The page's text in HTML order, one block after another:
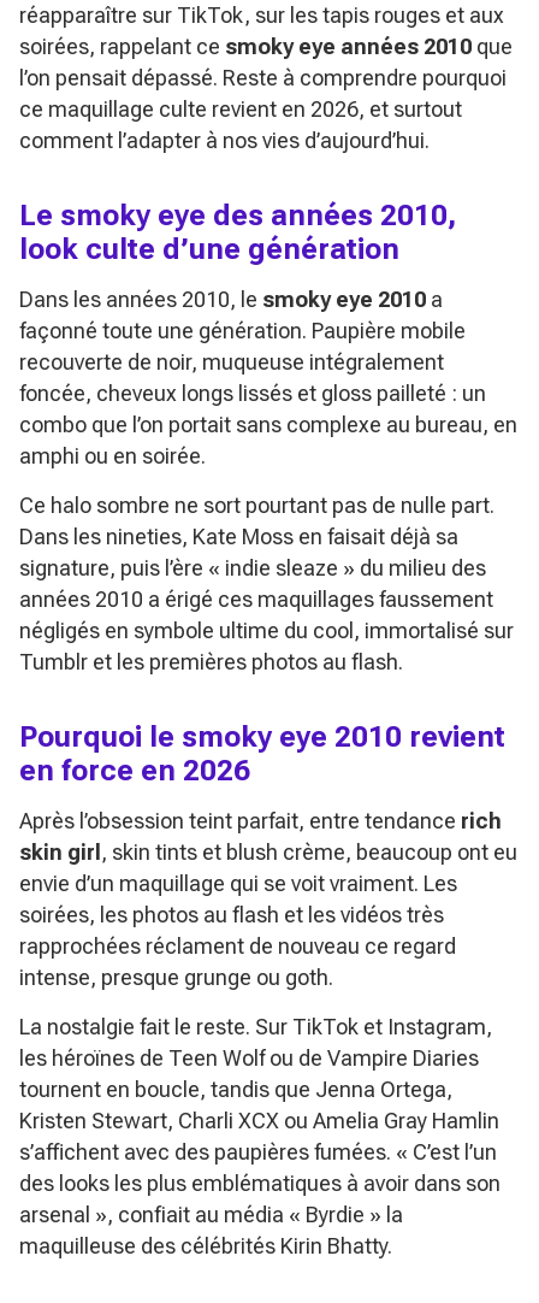
réapparaître sur TikTok, sur les tapis rouges et aux
soirées, rappelant ce smoky eye années 2010 que
l’on pensait dépassé. Reste à comprendre pourquoi
ce maquillage culte revient en 2026, et surtout
comment l’adapter à nos vies d’aujourd’hui.
Le smoky eye des années 2010,
look culte d’une génération
Dans les années 2010, le smoky eye 2010 a
façonné toute une génération. Paupière mobile
recouverte de noir, muqueuse intégralement
foncée, cheveux longs lissés et gloss pailleté : un
combo que l’on portait sans complexe au bureau, en
amphi ou en soirée.
Ce halo sombre ne sort pourtant pas de nulle part.
Dans les nineties, Kate Moss en faisait déjà sa
signature, puis l’ère « indie sleaze » du milieu des
années 2010 a érigé ces maquillages faussement
négligés en symbole ultime du cool, immortalisé sur
Tumblr et les premières photos au flash.
Pourquoi le smoky eye 2010 revient
en force en 2026
Après l’obsession teint parfait, entre tendance rich
skin girl, skin tints et blush crème, beaucoup ont eu
envie d’un maquillage qui se voit vraiment. Les
soirées, les photos au flash et les vidéos très
rapprochées réclament de nouveau ce regard
intense, presque grunge ou goth.
La nostalgie fait le reste. Sur TikTok et Instagram,
les héroïnes de Teen Wolfou de Vampire Diaries
tournent en boucle, tandis que Jenna Ortega,
Kristen Stewart, Charli XCX ou Amelia Gray Hamlin
s’affichent avec des paupières fumées. « C’est l’un
des looks les plus emblématiques à avoir dans son
arsenal », confiait au média « Byrdie » la
maquilleuse des célébrités Kirin Bhatty.